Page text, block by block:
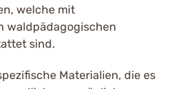
welche mit
waldpädagogischen
sind.
Materialien, die es